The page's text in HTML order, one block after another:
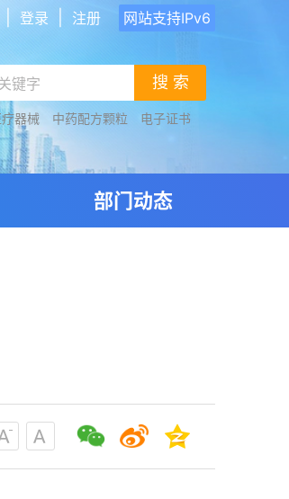
登录 注册 网站支持IPv6
搜 索
疗器械 中药配方颗粒 电子证书
部门动态